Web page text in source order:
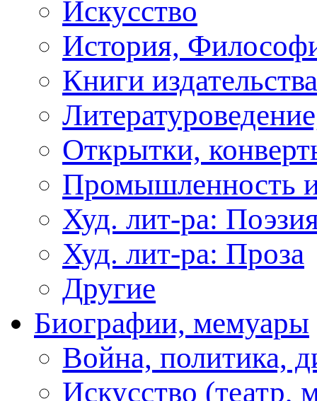
Искусство
История,
Книги
Открытки,
Промышленность
Худ. лит-ра:
Худ. лит-ра: Проза
Другие
Биографии, мемуары
Война, политика,
Искусство (театр,